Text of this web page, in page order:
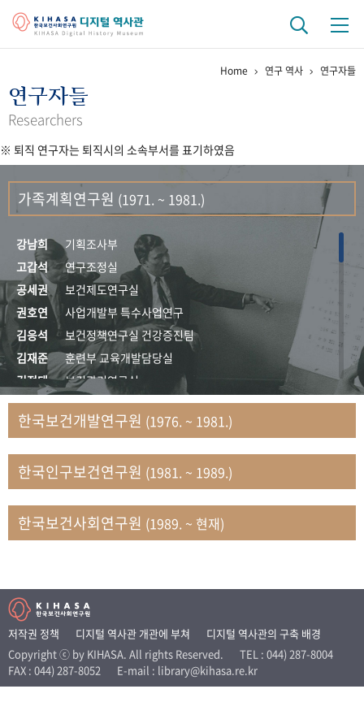
걸어온 길 기관 변천사
연구 역사
정책과 연구 키워드로 보는 연구 역사
연구자들
간행물 변천사
기록물 아카이브
사진 아카이브 문서 기록물 행정박물 영상 기록물
50+1주년 기념
성과 50선 숫자로 보는 50년
세계와 함께 한 KIHASA
VR 역사관
Home 연구 역사 연구자들
연구자들
Researchers
※ 퇴직 연구자는 퇴직시의 소속부서를 표기하였음
가족계획연구원 (1971. ~ 1981.)
강남희
기획조사부
고갑석
연구조정실
공세권
보건제도연구실
권호연
사업개발부 특수사업연구
김응석
보건정책연구실 건강증진팀
김재준
훈련부 교육개발담당실
김정태
보건관리연구실
김지자
연구부 사회개발담당실
김태룡
조사평가부 연구과
문현상
가족복지연구실 인구가족연구팀
박인화
보건정책연구실
박재빈
연구부 인구역학담당실
변종화
보건정책연구실 건강증진팀
송건용
보건정책연구실
송태민
정보통계연구실 빅데이터연구센터
신희설
사업개발부 국제협력연구실
이규식
의료보험연구실
이문기
훈련부
한국보건개발연구원 (1976. ~ 1981.)
한국인구보건연구원 (1981. ~ 1989.)
한국보건사회연구원 (1989. ~ 현재)
저작권 정책 디지털 역사관 개관에 부쳐
디지털 역사관의 구축 배경
Copyright ⓒ by KIHASA. All rights Reserved.
TEL : 044) 287-8004
FAX : 044) 287-8052
E-mail : library@kihasa.re.kr